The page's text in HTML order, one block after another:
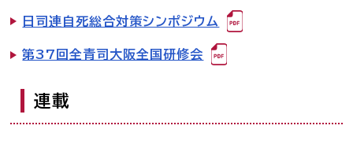
日司連自死総合対策シンポジウム
第37回全青司大阪全国研修会
連載